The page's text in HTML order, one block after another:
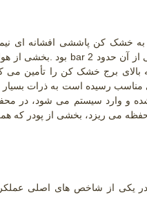
به خشک کن پاششی افشانه ای
آن حدود bar 2 بود
بخشی از
بالای برج خشک کن را تأمین می
رسیده است به ذرات
و وارد سیستم می شود، در
می ریزد، بخشی از پودر که
پودر یکی از شاخص های اصلی